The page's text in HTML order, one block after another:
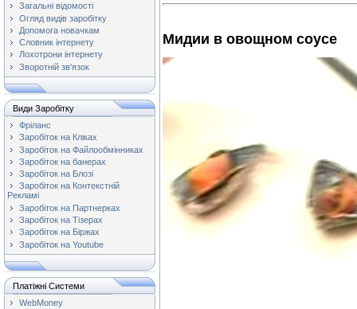
Загальні відомості
Огляд видів заробітку
Допомога новачкам
Словник інтернету
Лохотрони інтернету
Зворотній зв'язок
Види Заробітку
Фріланс
Заробіток на Кліках
Заробіток на Файлообмінниках
Заробіток на банерах
Заробіток на Блозі
Заробіток на Контекстній
Рекламі
Заробіток на Партнерках
Заробіток на Тізерах
Заробіток на Біржах
Заробіток на Youtube
Платіжні Системи
WebMoney
Мидии в овощном соусе